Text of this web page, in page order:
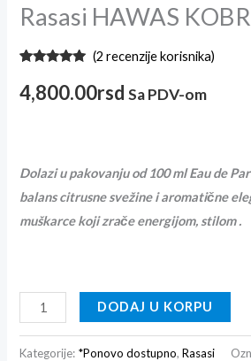
Rasasi HAWAS
5.00od 5
na osnovu
(2 recenzije korisnika)
4,800.00rsd Sa PDV-om
Dolazi u pakovanju od 100 ml Eau de
balans citrusne svežine i aromatične
muškarce koji zrače energijom, stilom .
DODAJ U KORPU
Kategorije: *Ponovo dostupno,Rasasi